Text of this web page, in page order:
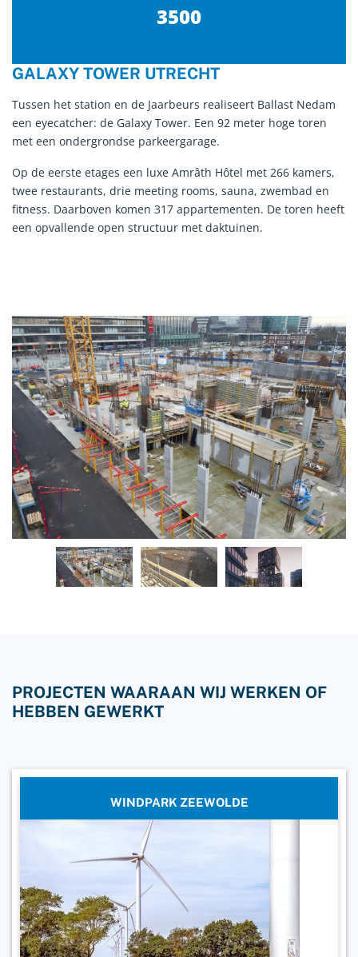
3500
GALAXY TOWER UTRECHT
Tussen het station en de Jaarbeurs realiseert Ballast Nedam
een eyecatcher: de Galaxy Tower. Een 92 meter hoge toren
met een ondergrondse parkeergarage.
Op de eerste etages een luxe Amrâth Hôtel met 266 kamers,
twee restaurants, drie meeting rooms, sauna, zwembad en
fitness. Daarboven komen 317 appartementen. De toren heeft
een opvallende open structuur met daktuinen.
PROJECTEN WAARAAN WIJ WERKEN OF
HEBBEN GEWERKT
WINDPARK ZEEWOLDE